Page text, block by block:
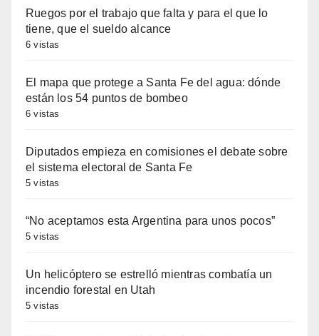
Ruegos por el trabajo que falta y para el que lo
tiene, que el sueldo alcance
6 vistas
El mapa que protege a Santa Fe del agua: dónde
están los 54 puntos de bombeo
6 vistas
Diputados empieza en comisiones el debate sobre
el sistema electoral de Santa Fe
5 vistas
“No aceptamos esta Argentina para unos pocos”
5 vistas
Un helicóptero se estrelló mientras combatía un
incendio forestal en Utah
5 vistas